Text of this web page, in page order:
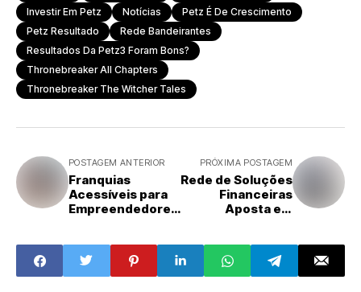
Investir Em Petz
Notícias
Petz É De Crescimento
Petz Resultado
Rede Bandeirantes
Resultados Da Petz3 Foram Bons?
Thronebreaker All Chapters
Thronebreaker The Witcher Tales
POSTAGEM ANTERIOR
Franquias
Acessíveis para
Empreendedores
em 2025
PRÓXIMA POSTAGEM
Rede de Soluções
Financeiras
Aposta em
para 2025